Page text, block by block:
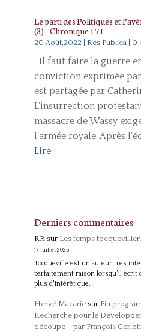
Le parti des Politiques et
(3) – Chronique 171
20 Août,2022 Res Publica| 0
Il faut faire la guerre
conviction exprimée
est partagée par
L’insurrection
massacre de Wassy
l’armée royale. Après
Lire
Derniers commentaires
RRsur Les temps
17 juillet 2026
Tocqueville est un auteur très
parfaitement raison lorsqu'il écrit
plus d'intérêt que…
Hervé Macariesur Fin
Recherche pour le
découpe – par François